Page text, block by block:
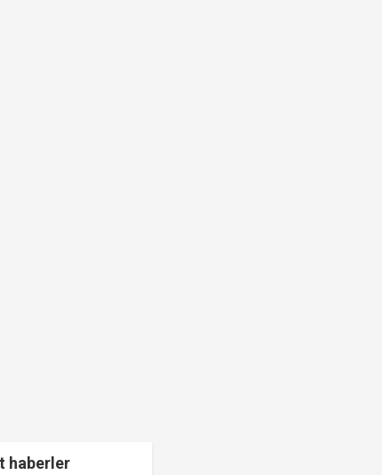
dikkat çekti!
edildi!
dair açıklama
haberler